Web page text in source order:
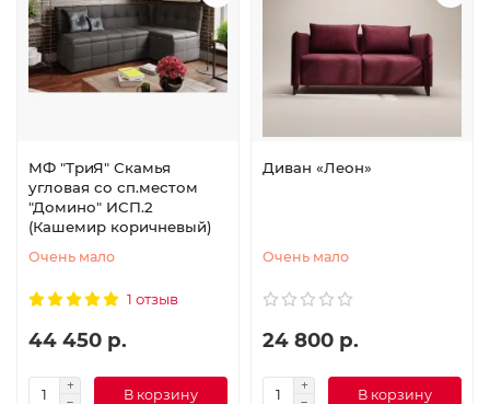
МФ "ТриЯ" Скамья
угловая со сп.местом
"Домино" ИСП.2
(Кашемир коричневый)
Очень мало
1 отзыв
44 450 р.
В корзину
Диван «Леон»
Очень мало
24 800 р.
В корзину